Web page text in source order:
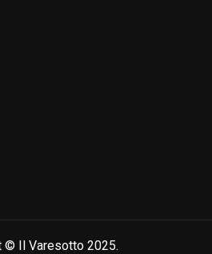
© Il Varesotto 2025.